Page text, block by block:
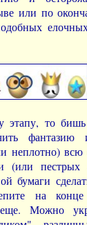
или по
этапу, то
неплотно) всю
(или пестрых
бумаги
на
еще. Можно